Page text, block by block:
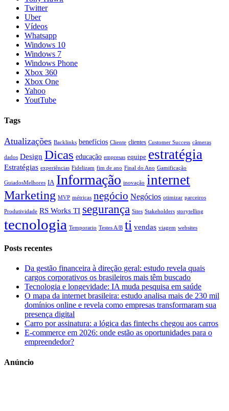
Twitter
Uber
Vídeos
Whatsapp
Windows 10
Windows 7
Windows Phone
Xbox 360
Xbox One
Yahoo
YoutTube
Tags
Atualizações Backlinks benefícios Cliente clientes Customer Success câmeras
dados Design Dicas educação empresas equipe estratégia
Estratégias experiências Fidelizam fim de ano Final do Ano Gamificação
GuiadosMelhores IA Informação inovação internet
Marketing MVP métricas negócio Negócios otimizar parceiros
Produtividade RS Works TI segurança Sites Stakeholders storytelling
tecnologia Temporario Testes A/B ti vendas viagem websites
Posts recentes
Da gestão financeira à direção geral: estudo revela quais
cargos corporativos os brasileiros mais têm buscado
Tecnologia e longevidade: IA muda pesquisa em saúde
O mapa da internet brasileira: estudo analisa mais de 230 mil
domínios online e revela como empresas transformaram sua
presença digital
Carro por assinatura: a lógica das fintechs chegou aos carros
E-commerce em 2026: onde estão as oportunidades para o
empreendedor?
Anúncio